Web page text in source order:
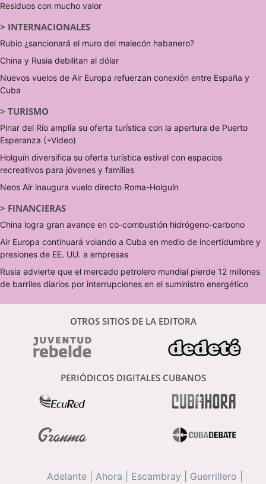
Residuos con mucho valor
> INTERNACIONALES
Rubio ¿sancionará el muro del malecón habanero?
China y Rusia debilitan al dólar
Nuevos vuelos de Air Europa refuerzan conexión entre España y
Cuba
> TURISMO
Pinar del Río amplía su oferta turística con la apertura de Puerto
Esperanza (+Video)
Holguín diversifica su oferta turística estival con espacios
recreativos para jóvenes y familias
Neos Air inaugura vuelo directo Roma-Holguín
> FINANCIERAS
China logra gran avance en co-combustión hidrógeno-carbono
Air Europa continuará volando a Cuba en medio de incertidumbre y
presiones de EE. UU. a empresas
Rusia advierte que el mercado petrolero mundial pierde 12 millones
de barriles diarios por interrupciones en el suministro energético
OTROS SITIOS DE LA EDITORA
PERIÓDICOS DIGITALES CUBANOS
Adelante Ahora Escambray Guerrillero